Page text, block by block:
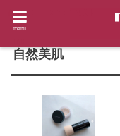
menu
HOME
自然美肌